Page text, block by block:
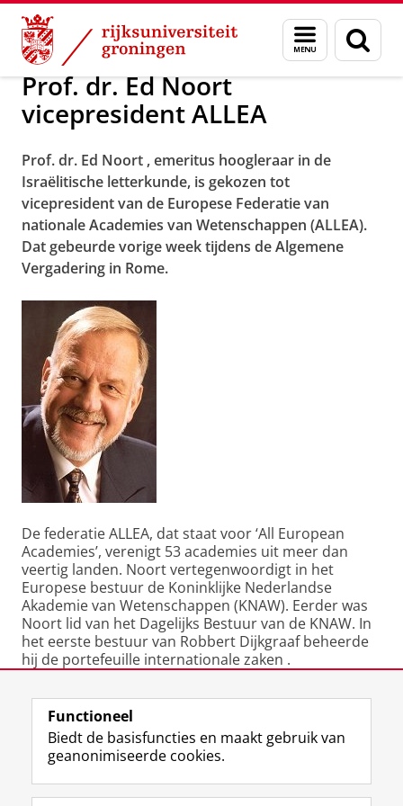
Skip
Content
Skip
Navigation
Menu
en
zoeken
Nieuws in 2012
Prof. dr. Ed Noort
vicepresident ALLEA
Prof. dr. Ed Noort , emeritus hoogleraar in de
Israëlitische letterkunde, is gekozen tot
vicepresident van de Europese Federatie van
nationale Academies van Wetenschappen (ALLEA).
Dat gebeurde vorige week tijdens de Algemene
Vergadering in Rome.
De federatie ALLEA, dat staat voor ‘All European
Academies’, verenigt 53 academies uit meer dan
veertig landen. Noort vertegenwoordigt in het
Europese bestuur de Koninklijke Nederlandse
Akademie van Wetenschappen (KNAW). Eerder was
Noort lid van het Dagelijks Bestuur van de KNAW. In
het eerste bestuur van Robbert Dijkgraaf beheerde
hij de portefeuille internationale zaken .
Laatst gewijzigd: 18 augustus 2023 13:52
Volg de RUG
F
L
R I
Y
Functioneel
Biedt de basisfuncties en maakt gebruik van
geanonimiseerde cookies.